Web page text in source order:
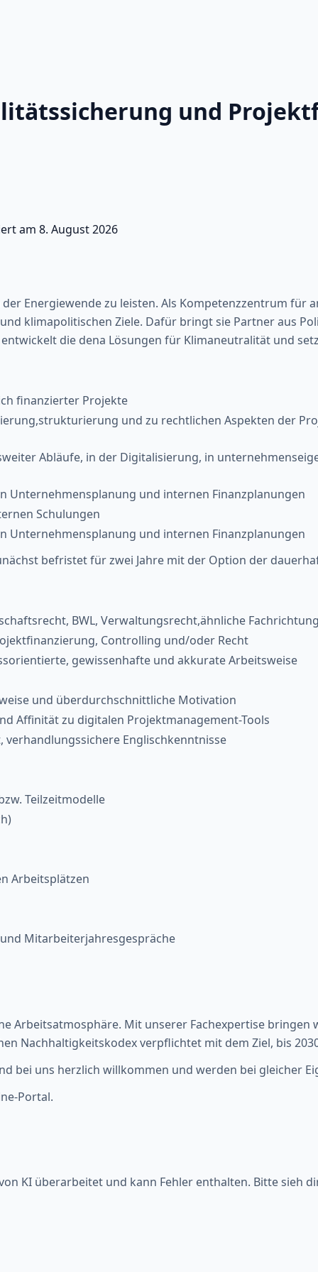
und
am 8. August 2026
Energiewende zu leisten. Als Kompetenzzentrum
klimapolitischen Ziele. Dafür bringt sie Partner aus
die dena Lösungen für Klimaneutralität und
finanzierter Projekte
und zu rechtlichen Aspekten der
Abläufe, in der Digitalisierung, in
Unternehmensplanung und internen Finanzplanungen
Schulungen
Unternehmensplanung und internen Finanzplanungen
befristet für zwei Jahre mit der Option der
BWL, Verwaltungsrecht,ähnliche
Controlling und/oder Recht
gewissenhafte und akkurate Arbeitsweise
und überdurchschnittliche Motivation
Affinität zu digitalen Projektmanagement-Tools
Englischkenntnisse
Teilzeitmodelle
Arbeitsplätzen
Mitarbeiterjahresgespräche
Arbeitsatmosphäre. Mit unserer Fachexpertise
Nachhaltigkeitskodex verpflichtet mit dem Ziel, bis
bei uns herzlich willkommen und werden bei gleicher
Portal.
KI überarbeitet und kann Fehler enthalten. Bitte sieh